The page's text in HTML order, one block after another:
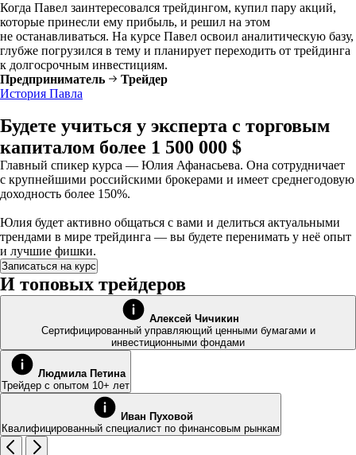
Когда Павел заинтересовался трейдингом, купил пару акций,
которые принесли ему прибыль, и решил на этом
не останавливаться. На курсе Павел освоил аналитическую базу,
глубже погрузился в тему и планирует переходить от трейдинга
к долгосрочным инвестициям.
Предприниматель
Трейдер
История Павла
Будете учиться у эксперта с торговым
капиталом более 1 500 000 $
Главный спикер курса — Юлия Афанасьева. Она сотрудничает
с крупнейшими российскими брокерами и имеет среднегодовую
доходность более 150%.
Юлия будет активно общаться с вами и делиться актуальными
трендами в мире трейдинга — вы будете перенимать у неё опыт
и лучшие фишки.
Записаться на курс
И топовых трейдеров
Алексей Чичикин
Сертифицированный управляющий ценными бумагами и
инвестиционными фондами
Людмила Петина
Трейдер с опытом 10+ лет
Иван Пуховой
Квалифицированный специалист по финансовым рынкам